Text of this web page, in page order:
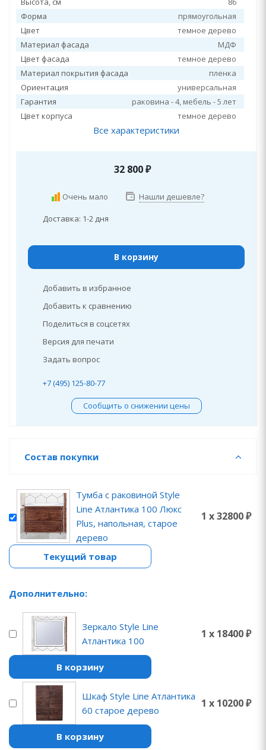
Форма
прямоугольная
Цвет
темное дерево
Материал фасада
МДФ
Цвет фасада
темное дерево
Материал покрытия фасада
пленка
Ориентация
универсальная
Гарантия
раковина - 4, мебель - 5 лет
Цвет корпуса
темное дерево
Все характеристики
32 800₽
Очень мало Нашли дешевле?
Доставка: 1-2 дня
В корзину
Добавить в избранное
Добавить к сравнению
Поделиться в соцсетях
Версия для печати
Задать вопрос
+7 (495) 125-80-77
Сообщить о снижении цены
Состав покупки
Тумба с раковиной Style
Line Атлантика 100 Люкс
Plus, напольная, старое
дерево
1 x 32800 ₽
Текущий товар
Дополнительно:
Зеркало Style Line
Атлантика 100
1 x 18400 ₽
В корзину
Шкаф Style Line Атлантика
60 старое дерево
1 x 10200 ₽
В корзину